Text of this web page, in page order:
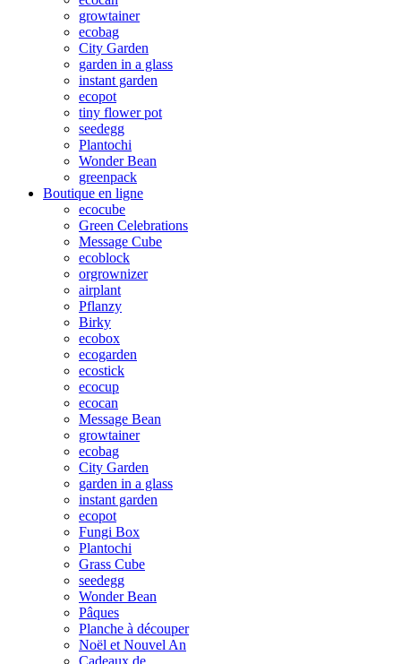
growtainer
ecobag
City Garden
garden in a glass
instant garden
ecopot
tiny flower pot
seedegg
Plantochi
Wonder Bean
greenpack
Boutique en ligne
ecocube
Green Celebrations
Message Cube
ecoblock
orgrownizer
airplant
Pflanzy
Birky
ecobox
ecogarden
ecostick
ecocup
ecocan
Message Bean
growtainer
ecobag
City Garden
garden in a glass
instant garden
ecopot
Fungi Box
Plantochi
Grass Cube
seedegg
Wonder Bean
Pâques
Planche à découper
Noël et Nouvel An
Cadeaux de